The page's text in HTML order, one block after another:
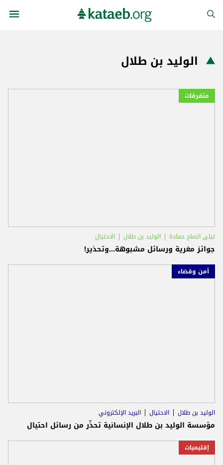
الوليد بن طلال
متفرقات
ليلى الصلح حمادة الوليد بن طلال الاحتيال
جوائز مغرية ورسائل مشبوهة…وتحذير!
أمن وقضاء
الوليد بن طلال الاحتيال البريد الإلكتروني
مؤسسة الوليد بن طلال الإنسانية تحذّر من رسائل احتيال
إقليميات